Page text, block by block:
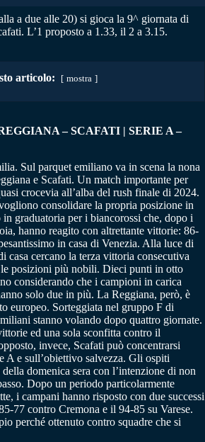
a due alle 20) si gioca la 9^ giornata di
L’1 proposto a 1.33, il 2 a 3.15.
articolo: mostra
– SCAFATI | SERIE A –
Sul parquet emiliano va in scena la nona
e Scafati. Un match importante per
crocevia all’alba del rush finale di 2024.
consolidare la propria posizione in
graduatoria per i biancorossi che, dopo i
hanno reagito con altrettante vittorie: 86-
in casa di Venezia. Alla luce di
casa cercano la terza vittoria consecutiva
le posizioni più nobili. Dieci punti in otto
considerando che i campioni in carica
solo due in più. La Reggiana, però, è
europeo. Sorteggiata nel gruppo F di
stanno volando dopo quattro giornate.
ed una sola sconfitta contro il
invece, Scafati può concentrarsi
A e sull’obiettivo salvezza. Gli ospiti
domenica sera con l’intenzione di non
Dopo un periodo particolarmente
i campani hanno risposto con due successi
77 contro Cremona e il 94-85 su Varese.
perché ottenuto contro squadre che si